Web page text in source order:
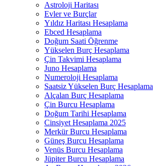
Astroloji Haritası
Evler ve Burçlar
Yıldız Haritası Hesaplama
Ebced Hesaplama
Doğum Saati Öğrenme
Yükselen Burç Hesaplama
Çin Takvimi Hesaplama
Juno Hesaplama
Numeroloji Hesaplama​
Saatsiz Yükselen Burç Hesaplama
Alçalan Burç Hesaplama
Çin Burcu Hesaplama
Doğum Tarihi Hesaplama
Cinsiyet Hesaplama 2025
Merkür Burcu Hesaplama
Güneş Burcu Hesaplama
Venüs Burcu Hesaplama
Jüpiter Burcu Hesaplama